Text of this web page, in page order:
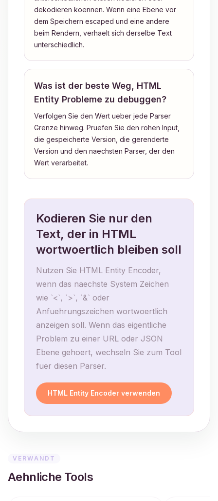
dekodieren koennen. Wenn eine Ebene vor
dem Speichern escaped und eine andere
beim Rendern, verhaelt sich derselbe Text
unterschiedlich.
Was ist der beste Weg, HTML
Entity Probleme zu debuggen?
Verfolgen Sie den Wert ueber jede Parser
Grenze hinweg. Pruefen Sie den rohen Input,
die gespeicherte Version, die gerenderte
Version und den naechsten Parser, der den
Wert verarbeitet.
Kodieren Sie nur den
Text, der in HTML
wortwoertlich bleiben soll
Nutzen Sie HTML Entity Encoder,
wenn das naechste System Zeichen
wie `<`, `>`, `&` oder
Anfuehrungszeichen wortwoertlich
anzeigen soll. Wenn das eigentliche
Problem zu einer URL oder JSON
Ebene gehoert, wechseln Sie zum Tool
fuer diesen Parser.
HTML Entity Encoder verwenden
VERWANDT
Aehnliche Tools